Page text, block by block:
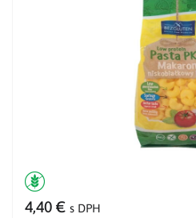
4,40 € s DPH